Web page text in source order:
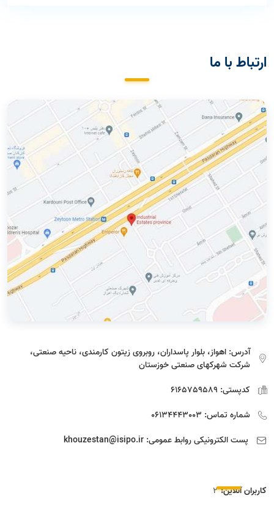
ارتباط با ما
آدرس: اهواز، بلوار پاسداران، روبروی زیتون کارمندی، ناحیه صنعتی،
شرکت شهرکهای صنعتی خوزستان
کدپستی: 6165759589
شماره تماس: 06134443003
پست الکترونیکی روابط عمومی: khouzestan@isipo.ir
کاربران آنلاین: 2